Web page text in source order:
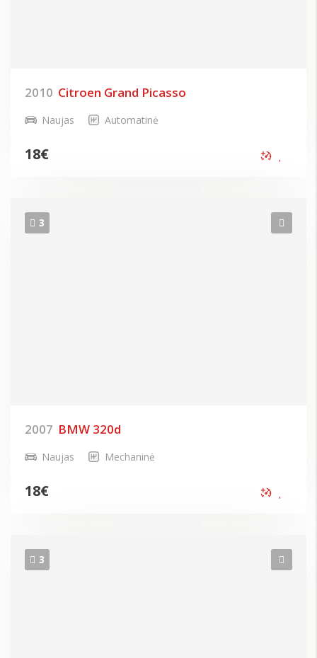
2010 Citroen Grand Picasso
Naujas Automatinė
18€
3
2007 BMW 320d
Naujas Mechaninė
18€
3